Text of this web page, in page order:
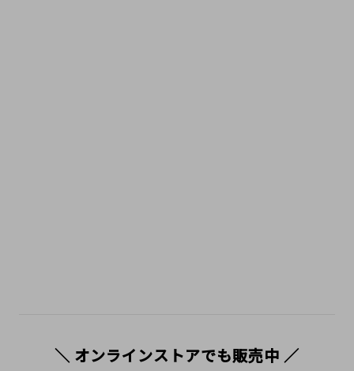
＼ オンラインストアでも販売中 ／